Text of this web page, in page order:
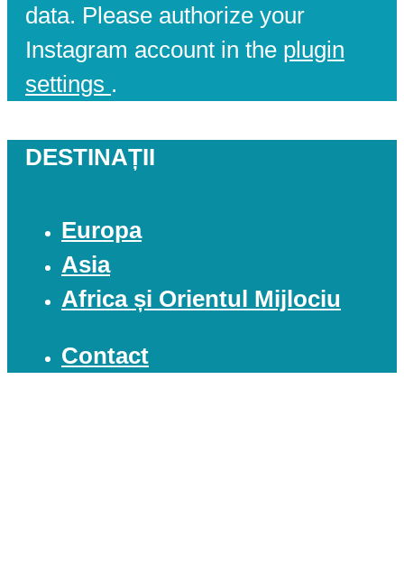
data. Please authorize your
Instagram account in the plugin
settings .
DESTINAȚII
Europa
Asia
Africa și Orientul Mijlociu
Contact